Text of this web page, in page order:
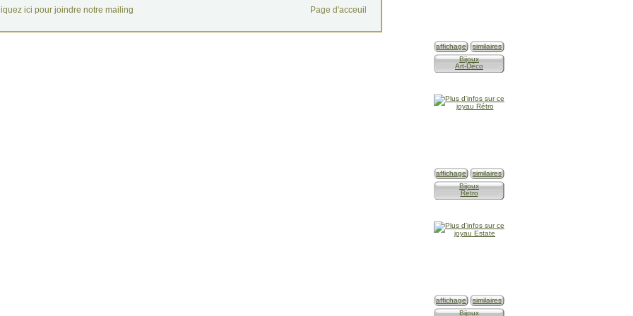
ici pour joindre notre mailing Page d'acceuil
affichage
similaires
Bijoux
Art-Déco
affichage
similaires
Bijoux
Rétro
affichage
similaires
Bijoux